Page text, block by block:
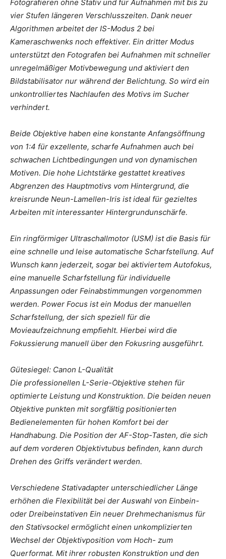
Fotografieren ohne Stativ und für Aufnahmen mit bis zu
vier Stufen längeren Verschlusszeiten. Dank neuer
Algorithmen arbeitet der IS-Modus 2 bei
Kameraschwenks noch effektiver. Ein dritter Modus
unterstützt den Fotografen bei Aufnahmen mit schneller
unregelmäßiger Motivbewegung und aktiviert den
Bildstabilisator nur während der Belichtung. So wird ein
unkontrolliertes Nachlaufen des Motivs im Sucher
verhindert.
Beide Objektive haben eine konstante Anfangsöffnung
von 1:4 für exzellente, scharfe Aufnahmen auch bei
schwachen Lichtbedingungen und von dynamischen
Motiven. Die hohe Lichtstärke gestattet kreatives
Abgrenzen des Hauptmotivs vom Hintergrund, die
kreisrunde Neun-Lamellen-Iris ist ideal für gezieltes
Arbeiten mit interessanter Hintergrundunschärfe.
Ein ringförmiger Ultraschallmotor (USM) ist die Basis für
eine schnelle und leise automatische Scharfstellung. Auf
Wunsch kann jederzeit, sogar bei aktiviertem Autofokus,
eine manuelle Scharfstellung für individuelle
Anpassungen oder Feinabstimmungen vorgenommen
werden. Power Focus ist ein Modus der manuellen
Scharfstellung, der sich speziell für die
Movieaufzeichnung empfiehlt. Hierbei wird die
Fokussierung manuell über den Fokusring ausgeführt.
Gütesiegel: Canon L-Qualität
Die professionellen L-Serie-Objektive stehen für
optimierte Leistung und Konstruktion. Die beiden neuen
Objektive punkten mit sorgfältig positionierten
Bedienelementen für hohen Komfort bei der
Handhabung. Die Position der AF-Stop-Tasten, die sich
auf dem vorderen Objektivtubus befinden, kann durch
Drehen des Griffs verändert werden.
Verschiedene Stativadapter unterschiedlicher Länge
erhöhen die Flexibilität bei der Auswahl von Einbein-
oder Dreibeinstativen Ein neuer Drehmechanismus für
den Stativsockel ermöglicht einen unkomplizierten
Wechsel der Objektivposition vom Hoch- zum
Querformat. Mit ihrer robusten Konstruktion und den